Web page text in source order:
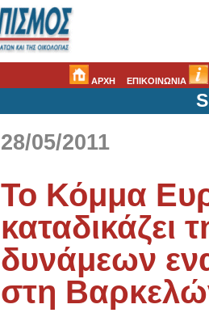
ΑΡΧΗ ΕΠΙΚΟΙΝΩΝΙΑ
28/05/2011
Το Κόμμα
καταδικάζει
δυνάμεων
στη